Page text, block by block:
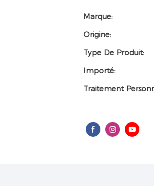
Marque:
Origine:
Type De Produit:
Importé:
Traitement